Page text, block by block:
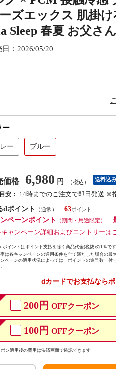
ズエックス 肌掛け
Sleep 春夏 お父さん
： 2026/05/20
ー
ー ブルー
価格 6,980 円 （税込） 送料込
安：
14時までのご注文で即日発送 ※
dポイント
（通常）
63
ペーンポイント
（期間・用途限定）
キャンペーン詳細およびエントリーは
ポイントはポイント支払を除く商品代金(税抜)の1％です
は各キャンペーンの適用条件を全て満たした場合の最
ペーンの適用状況によっては、ポイントの進呈数・付
dカードでお支払なら
200円 OFFクーポン
100円 OFFクーポン
ン適用後の費用は決済画面で確認できます